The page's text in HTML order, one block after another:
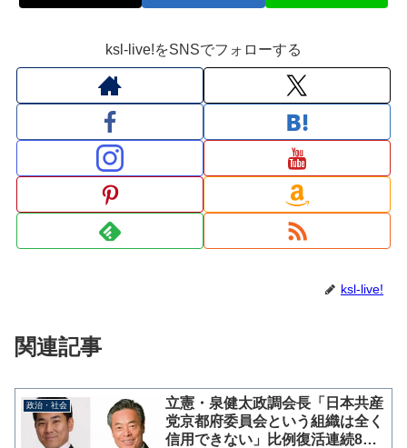
ksl-live!をSNSでフォローする
ksl-live!
関連記事
政治・社会
立憲・泉健太政調会長「日本共産
党京都府委員会という組織は全く
信用できない」比例復活連続8回